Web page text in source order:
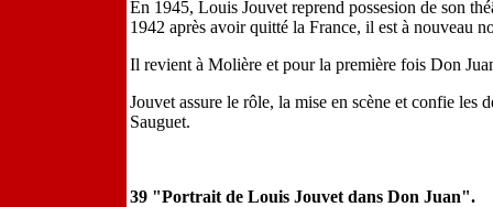
En 1945, Louis Jouvet reprend possesion de son
1942 après avoir quitté la France, il est à nouveau
Il revient à Molière et pour la première fois Don
Jouvet assure le rôle, la mise en scène et confie
Sauguet.
39 "Portrait de Louis Jouvet dans Don Juan".